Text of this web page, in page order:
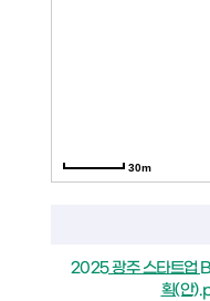
30m
2025 광주 스타트업
획(안